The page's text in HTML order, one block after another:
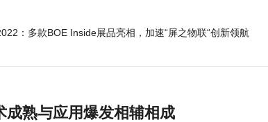
：多款BOE Inside展品亮相，加速“屏之物联“创新领航
成熟与应用爆发相辅相成